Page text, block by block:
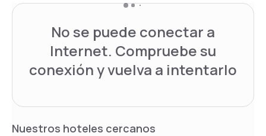
No se puede conectar a
Internet. Compruebe su
conexión y vuelva a intentarlo
Nuestros hoteles cercanos